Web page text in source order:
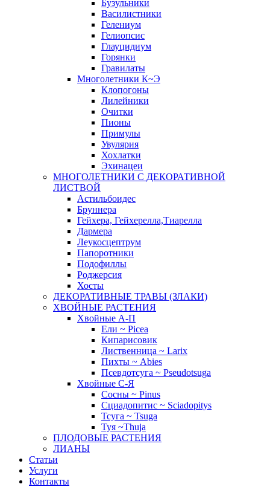
Бузульники
Василистники
Гелениум
Гелиопсис
Глауцидиум
Горянки
Гравилаты
Многолетники К~Э
Клопогоны
Лилейники
Очитки
Пионы
Примулы
Увулярия
Хохлатки
Эхинацеи
МНОГОЛЕТНИКИ С ДЕКОРАТИВНОЙ
ЛИСТВОЙ
Астильбоидес
Бруннера
Гейхера, Гейхерелла,Тиарелла
Дармера
Леукосцептрум
Папоротники
Подофиллы
Роджерсия
Хосты
ДЕКОРАТИВНЫЕ ТРАВЫ (ЗЛАКИ)
ХВОЙНЫЕ РАСТЕНИЯ
Хвойные А-П
Ели ~ Picea
Кипарисовик
Лиственница ~ Larix
Пихты ~ Abies
Псевдотсуга ~ Pseudotsuga
Хвойные С-Я
Сосны ~ Pinus
Сциадопитис ~ Sciadopitys
Тсуга ~ Tsuga
Туя ~Thuja
ПЛОДОВЫЕ РАСТЕНИЯ
ЛИАНЫ
Статьи
Услуги
Контакты